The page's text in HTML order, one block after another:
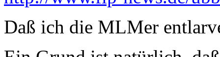
Daß ich die MLMer